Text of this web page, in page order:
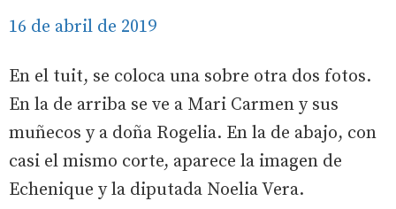
16 de abril de 2019
En el tuit, se coloca una sobre otra dos fotos.
En la de arriba se ve a Mari Carmen y sus
muñecos y a doña Rogelia. En la de abajo, con
casi el mismo corte, aparece la imagen de
Echenique y la diputada Noelia Vera.